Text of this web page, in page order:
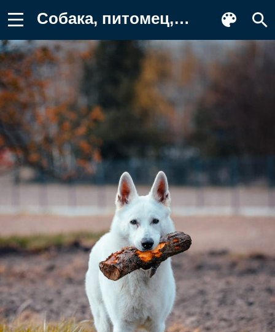
Собака, питомец, палка Фото